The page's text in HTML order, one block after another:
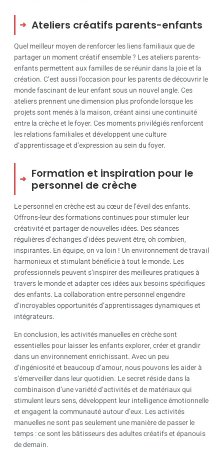
Ateliers créatifs parents-enfants
Quel meilleur moyen de renforcer les liens familiaux que de
partager un moment créatif ensemble ? Les ateliers parents-
enfants permettent aux familles de se réunir dans la joie et la
création. C’est aussi l’occasion pour les parents de découvrir le
monde fascinant de leur enfant sous un nouvel angle. Ces
ateliers prennent une dimension plus profonde lorsque les
projets sont menés à la maison, créant ainsi une continuité
entre la crèche et le foyer. Ces moments privilégiés renforcent
les relations familiales et développent une culture
d’apprentissage et d’expression au sein du foyer.
Formation et inspiration pour le
personnel de crèche
Le personnel en crèche est au cœur de l’éveil des enfants.
Offrons-leur des formations continues pour stimuler leur
créativité et partager de nouvelles idées. Des séances
régulières d’échanges d’idées peuvent être, oh combien,
inspirantes. En équipe, on va loin ! Un environnement de travail
harmonieux et stimulant bénéficie à tout le monde. Les
professionnels peuvent s’inspirer des meilleures pratiques à
travers le monde et adapter ces idées aux besoins spécifiques
des enfants. La collaboration entre personnel engendre
d’incroyables opportunités d’apprentissages dynamiques et
intégrateurs.
En conclusion, les activités manuelles en crèche sont
essentielles pour laisser les enfants explorer, créer et grandir
dans un environnement enrichissant. Avec un peu
d’ingéniosité et beaucoup d’amour, nous pouvons les aider à
s’émerveiller dans leur quotidien. Le secret réside dans la
combinaison d’une variété d’activités et de matériaux qui
stimulent leurs sens, développent leur intelligence émotionnelle
et engagent la communauté autour d’eux. Les activités
manuelles ne sont pas seulement une manière de passer le
temps : ce sont les bâtisseurs des adultes créatifs et épanouis
de demain.